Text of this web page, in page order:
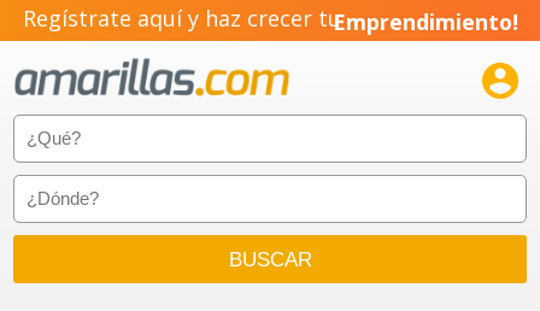
Regístrate aquí y haz crecer tuEmprendimiento!
